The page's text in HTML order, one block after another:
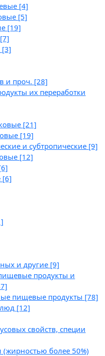
[4]
[5]
[19]
[7]
[3]
и проч. [28]
их переработки
[21]
[19]
и субтропические [9]
[12]
[6]
и другие [9]
продукты и
пищевые продукты [78]
[12]
свойств, специи
более 50%)